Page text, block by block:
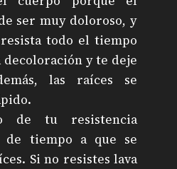
ser muy doloroso, y
todo el tiempo
decoloración y te deje
las raíces se
de tu resistencia
de tiempo a que se
Si no resistes lava